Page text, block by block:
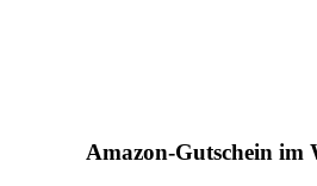
Amazon-Gutschein im